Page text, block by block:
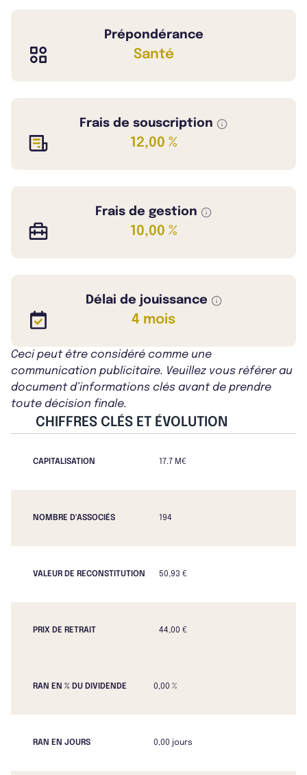
Prépondérance
Santé
Frais de souscription
12,00 %
Frais de gestion
10,00 %
Délai de jouissance
4 mois
Ceci peut être considéré comme une
communication publicitaire. Veuillez vous référer au
document d’informations clés avant de prendre
toute décision finale.
CHIFFRES CLÉS ET ÉVOLUTION
CAPITALISATION 17.7 M€
NOMBRE D'ASSOCIÉS 194
VALEUR DE RECONSTITUTION 50,93 €
PRIX DE RETRAIT 44,00 €
RAN EN % DU DIVIDENDE 0,00 %
RAN EN JOURS 0,00 jours